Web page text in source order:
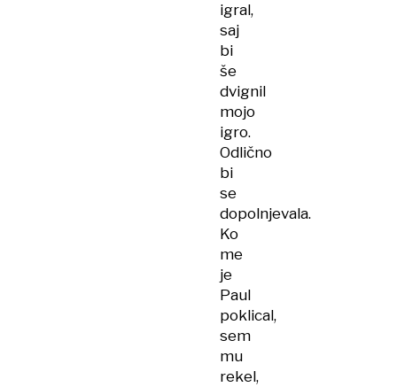
igral,
saj
bi
še
dvignil
mojo
igro.
Odlično
bi
se
dopolnjevala.
Ko
me
je
Paul
poklical,
sem
mu
rekel,